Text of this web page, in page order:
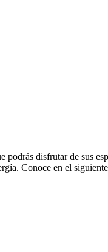
disfrutar de sus
Conoce en el